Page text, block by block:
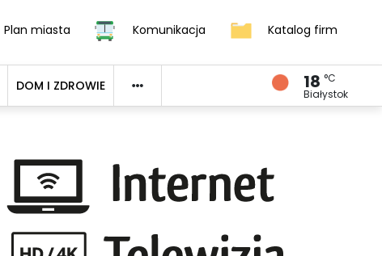
Plan miasta Komunikacja Katalog firm
DOM I ZDROWIE 18 °C
Białystok